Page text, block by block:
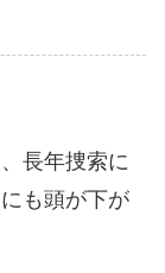
長年捜索に
も頭が下が